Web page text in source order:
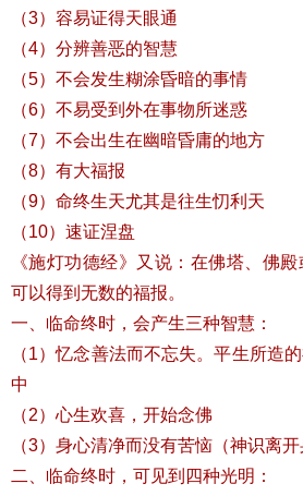
（3）容易证得天眼通
（4）分辨善恶的智慧
（5）不会发生糊涂昏暗的事情
（6）不易受到外在事物所迷惑
（7）不会出生在幽暗昏庸的地方
（8）有大福报
（9）命终生天尤其是往生忉利天
（10）速证涅盘
《施灯功德经》又说：在佛塔、佛
可以得到无数的福报。
一、临命终时，会产生三种智慧：
（1）忆念善法而不忘失。平生所造
中
（2）心生欢喜，开始念佛
（3）身心清净而没有苦恼（神识离
二、临命终时，可见到四种光明：